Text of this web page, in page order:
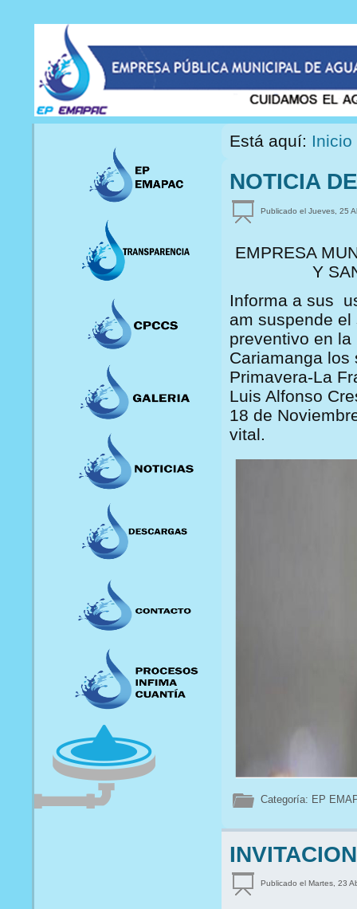
Está aquí: Inicio
NOTICIA
Publicado el Jueves, 25
EMPRESA
Y
Informa a sus
am suspende
preventivo en
Cariamanga los
Primavera-La
Luis Alfonso
18 de
vital.
Categoría: EP
INVITACION
Publicado el Martes, 23